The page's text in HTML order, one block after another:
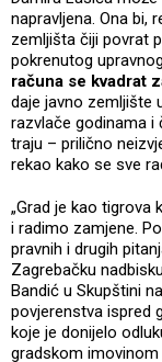
napravljena. Ona bi,
zemljišta čiji povrat
pokrenutog
računa se kvadrat
daje javno zemljište
razvlače godinama i
traju – prilično
rekao kako se sve
„Grad je kao tigrova
i radimo zamjene.
pravnih i drugih
Zagrebačku
Bandić u Skupštini
povjerenstva ispred
koje je donijelo
gradskom